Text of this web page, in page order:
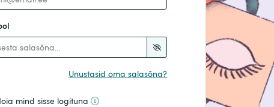
Unustasid oma salasõna?
mind sisse logituna